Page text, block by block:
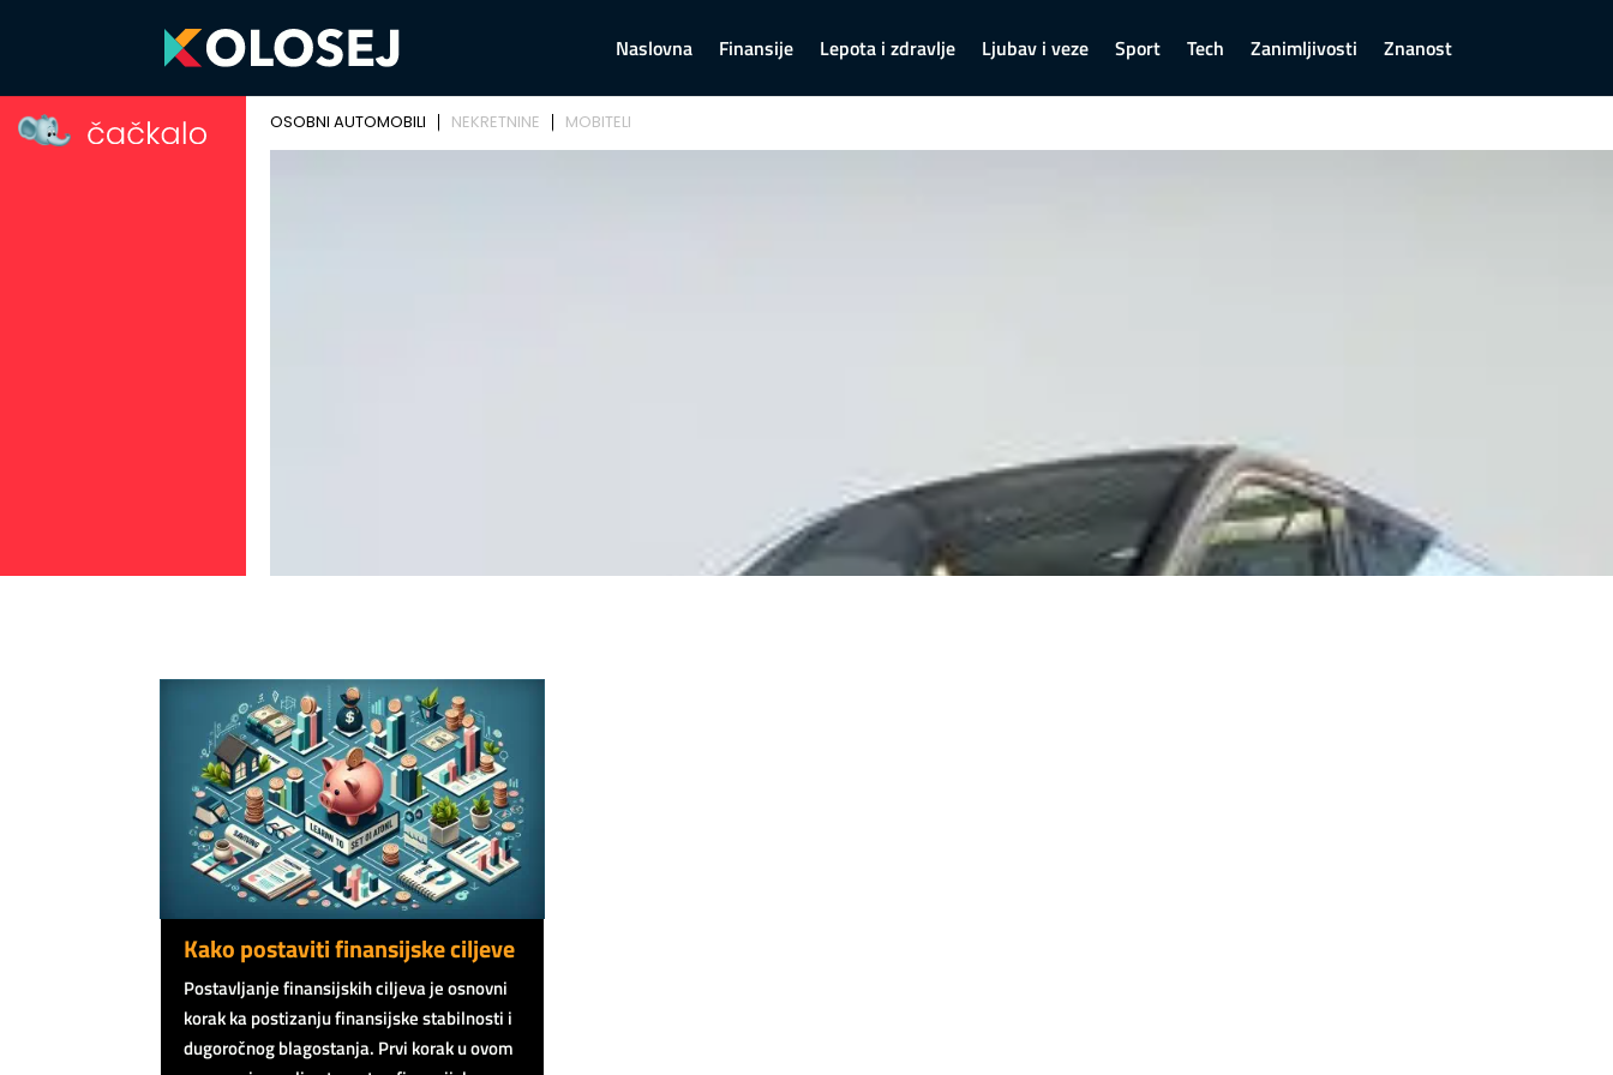
Naslovna Finansije Lepota i zdravlje Ljubav i veze Sport Tech Zanimljivosti Znanost
Kako postaviti finansijske ciljeve
Postavljanje finansijskih ciljeva je osnovni
korak ka postizanju finansijske stabilnosti i
dugoročnog blagostanja. Prvi korak u ovom